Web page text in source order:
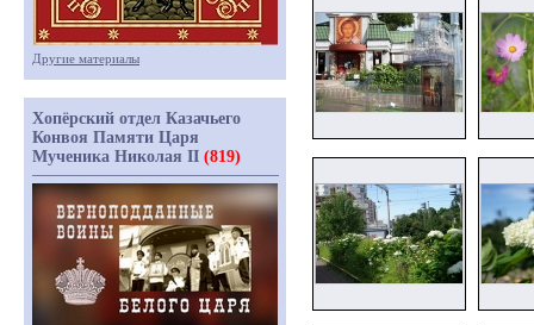
Другие материалы
Хопёрский отдел Казачьего
Конвоя Памяти Царя
Мученика Николая II (819)